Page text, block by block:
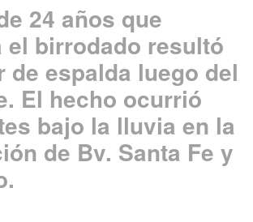
24 años que
el birrodado resultó
de espalda luego del
El hecho ocurrió
bajo la lluvia en la
de Bv. Santa Fe y